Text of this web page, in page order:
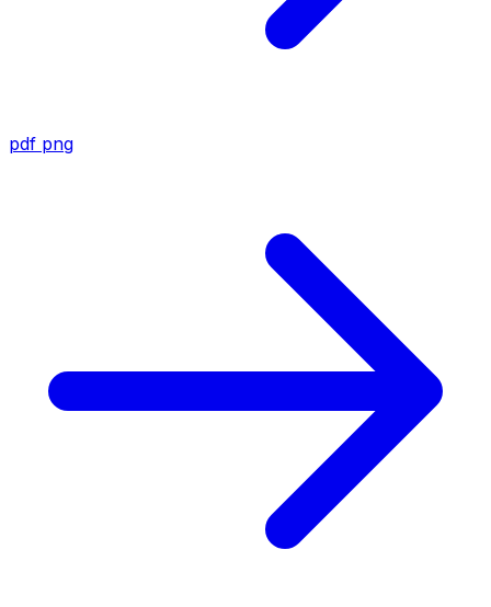
pdf png